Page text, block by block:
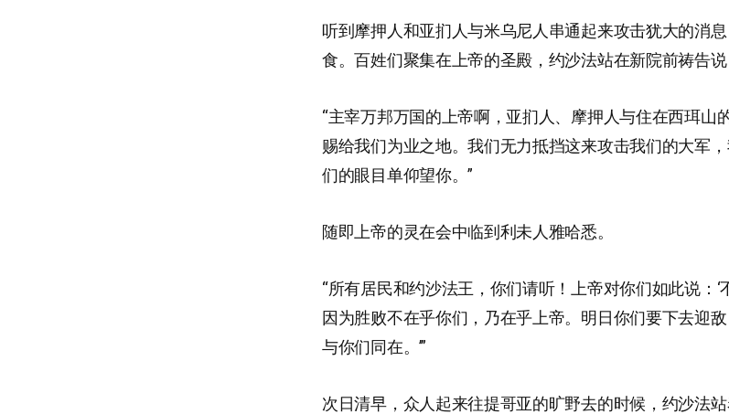
听到摩押人和亚扪人与米乌尼人串通起来攻击犹大的消
食。百姓们聚集在上帝的圣殿，约沙法站在新院前祷告说
“主宰万邦万国的上帝啊，亚扪人、摩押人与住在西珥山
赐给我们为业之地。我们无力抵挡这来攻击我们的大军
们的眼目单仰望你。”
随即上帝的灵在会中临到利未人雅哈悉。
“所有居民和约沙法王，你们请听！上帝对你们如此说：‘
因为胜败不在乎你们，乃在乎上帝。明日你们要下去迎
与你们同在。’”
次日清早，众人起来往提哥亚的旷野去的时候，约沙法站